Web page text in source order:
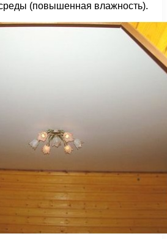
(повышенная влажность).